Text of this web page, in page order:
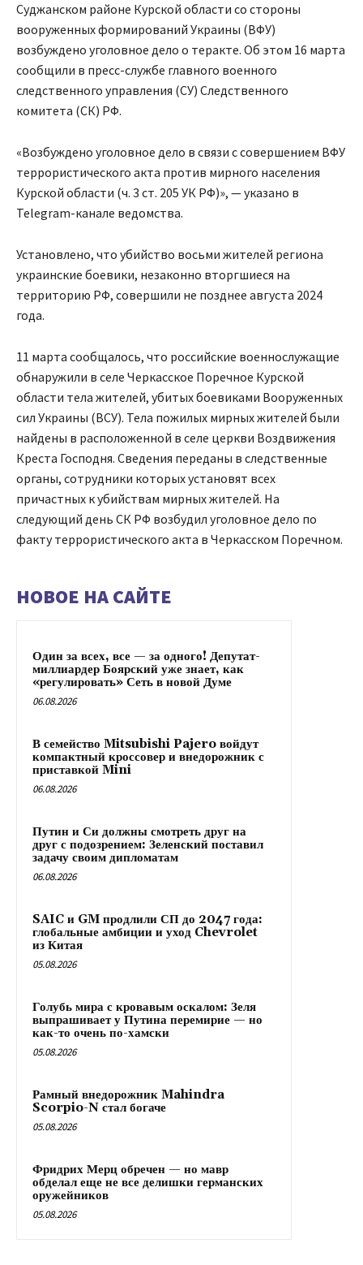
Суджанском районе Курской области со стороны
вооруженных формирований Украины (ВФУ)
возбуждено уголовное дело о теракте. Об этом 16 марта
сообщили в пресс-службе главного военного
следственного управления (СУ) Следственного
комитета (СК) РФ.
«Возбуждено уголовное дело в связи с совершением ВФУ
террористического акта против мирного населения
Курской области (ч. 3 ст. 205 УК РФ)», — указано в
Telegram-канале ведомства.
Установлено, что убийство восьми жителей региона
украинские боевики, незаконно вторгшиеся на
территорию РФ, совершили не позднее августа 2024
года.
11 марта сообщалось, что российские военнослужащие
обнаружили в селе Черкасское Поречное Курской
области тела жителей, убитых боевиками Вооруженных
сил Украины (ВСУ). Тела пожилых мирных жителей были
найдены в расположенной в селе церкви Воздвижения
Креста Господня. Сведения переданы в следственные
органы, сотрудники которых установят всех
причастных к убийствам мирных жителей. На
следующий день СК РФ возбудил уголовное дело по
факту террористического акта в Черкасском Поречном.
НОВОЕ НА САЙТЕ
Один за всех, все — за одного! Депутат-
миллиардер Боярский уже знает, как
«регулировать» Сеть в новой Думе
06.08.2026
В семейство Mitsubishi Pajero войдут
компактный кроссовер и внедорожник с
приставкой Mini
06.08.2026
Путин и Си должны смотреть друг на
друг с подозрением: Зеленский поставил
задачу своим дипломатам
06.08.2026
SAIC и GM продлили СП до 2047 года:
глобальные амбиции и уход Chevrolet
из Китая
05.08.2026
Голубь мира с кровавым оскалом: Зеля
выпрашивает у Путина перемирие — но
как-то очень по-хамски
05.08.2026
Рамный внедорожник Mahindra
Scorpio-N стал богаче
05.08.2026
Фридрих Мерц обречен — но мавр
обделал еще не все делишки германских
оружейников
05.08.2026